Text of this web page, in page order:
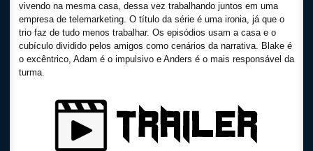
vivendo na mesma casa, dessa vez trabalhando juntos em uma
empresa de telemarketing. O título da série é uma ironia, já que o
trio faz de tudo menos trabalhar. Os episódios usam a casa e o
cubículo dividido pelos amigos como cenários da narrativa. Blake é
o excêntrico, Adam é o impulsivo e Anders é o mais responsável da
turma.